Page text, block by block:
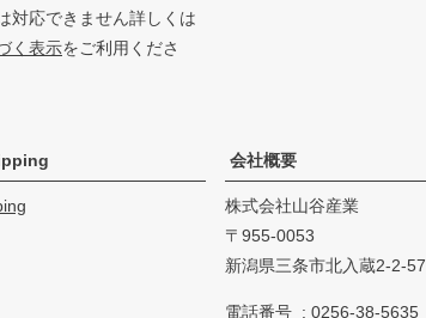
対応できません詳しくは
く表示をご利用くださ
会社概要
株式会社山谷産業
955-0053
新潟県三条市北入蔵2-2-57
電話番号 0256-38-5635